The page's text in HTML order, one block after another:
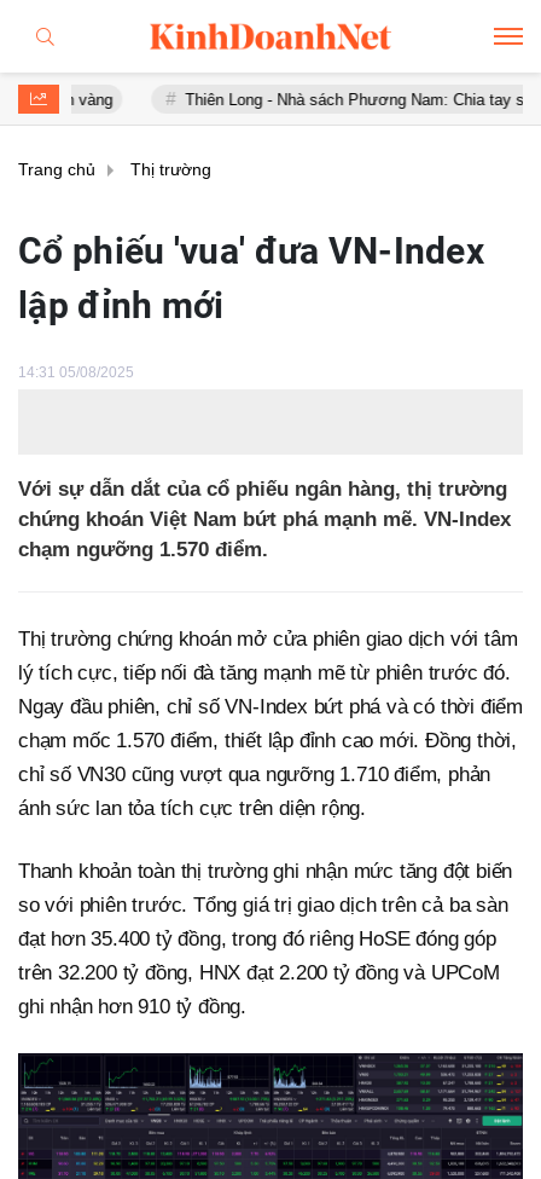
vàng Thiên Long - Nhà sách Phương Nam: Chia tay sau chưa
Trang chủ Thị trường
Cổ phiếu 'vua' đưa VN-Index
lập đỉnh mới
14:31 05/08/2025
Với sự dẫn dắt của cổ phiếu ngân hàng, thị trường
chứng khoán Việt Nam bứt phá mạnh mẽ. VN-Index
chạm ngưỡng 1.570 điểm.
Thị trường chứng khoán mở cửa phiên giao dịch với tâm
lý tích cực, tiếp nối đà tăng mạnh mẽ từ phiên trước đó.
Ngay đầu phiên, chỉ số VN-Index bứt phá và có thời điểm
chạm mốc 1.570 điểm, thiết lập đỉnh cao mới. Đồng thời,
chỉ số VN30 cũng vượt qua ngưỡng 1.710 điểm, phản
ánh sức lan tỏa tích cực trên diện rộng.
Thanh khoản toàn thị trường ghi nhận mức tăng đột biến
so với phiên trước. Tổng giá trị giao dịch trên cả ba sàn
đạt hơn 35.400 tỷ đồng, trong đó riêng HoSE đóng góp
trên 32.200 tỷ đồng, HNX đạt 2.200 tỷ đồng và UPCoM
ghi nhận hơn 910 tỷ đồng.